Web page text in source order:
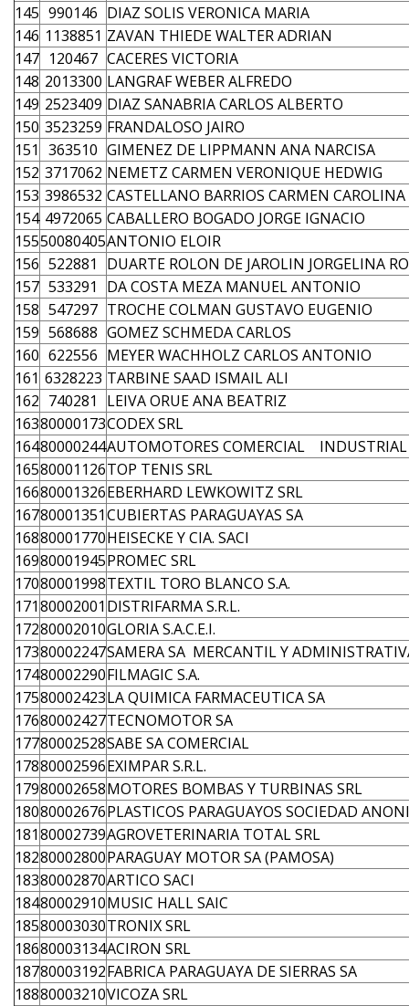
145 990146 DIAZ SOLIS VERONICA MARIA
146 1138851 ZAVAN THIEDE WALTER ADRIAN
147 120467 CACERES VICTORIA
148 2013300 LANGRAF WEBER ALFREDO
149 2523409 DIAZ SANABRIA CARLOS ALBERTO
150 3523259 FRANDALOSO JAIRO
151 363510 GIMENEZ DE LIPPMANN ANA NARCISA
152 3717062 NEMETZ CARMEN VERONIQUE HEDWIG
153 3986532 CASTELLANO BARRIOS CARMEN CAROLINA
154 4972065 CABALLERO BOGADO JORGE IGNACIO
15550080405ANTONIO ELOIR
156 522881
DUARTE ROLON DE JAROLIN JORGELINA
157 533291
DA COSTA MEZA MANUEL ANTONIO
158 547297 TROCHE COLMAN GUSTAVO EUGENIO
159 568688 GOMEZ SCHMEDA CARLOS
160 622556 MEYER WACHHOLZ CARLOS ANTONIO
161 6328223 TARBINE SAAD ISMAIL ALI
162 740281
LEIVA ORUE ANA BEATRIZ
16380000173CODEX SRL
16480000244AUTOMOTORES COMERCIAL INDUSTRIAL
16580001126TOP TENIS SRL
16680001326EBERHARD LEWKOWITZ SRL
16780001351CUBIERTAS PARAGUAYAS SA
16880001770HEISECKE Y CIA. SACI
16980001945PROMEC SRL
17080001998TEXTIL TORO BLANCO S.A.
17180002001 DISTRIFARMA S.R.L.
17280002010GLORIA S.A.C.E.I.
17380002247SAMERA SA MERCANTIL Y
17480002290FILMAGIC S.A.
17580002423LA QUIMICA FARMACEUTICA SA
17680002427TECNOMOTOR SA
17780002528SABE SA COMERCIAL
17880002596EXIMPAR S.R.L.
17980002658MOTORES BOMBAS Y TURBINAS SRL
18080002676PLASTICOS PARAGUAYOS SOCIEDAD
18180002739AGROVETERINARIA TOTAL SRL
18280002800PARAGUAY MOTOR SA (PAMOSA)
18380002870ARTICO SACI
18480002910MUSIC HALL SAIC
18580003030TRONIX SRL
18680003134ACIRON SRL
18780003192FABRICA PARAGUAYA DE SIERRAS SA
18880003210VICOZA SRL